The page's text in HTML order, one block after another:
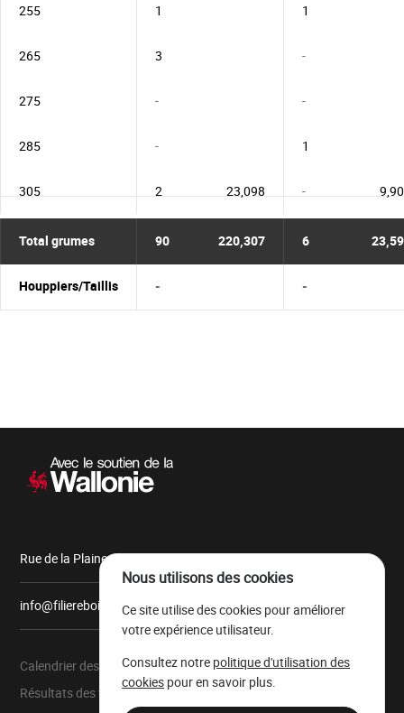
255 1 1
265 3 -
275 - -
285 - 1
305 2 -
23,098
Total grumes 90 220,307 6
Houppiers/Taillis - -
Navigation
Rue de la Plaine, 9 6900 Marche-en-Famenne
info@filiereboiswallonie.be
Calendrier des ventes
Résultats des ventes
À propos
Parc à grumes
Nous utilisons des cookies
Ce site utilise des cookies pour améliorer
votre expérience utilisateur.
Consultez notre politique d'utilisation des
cookies pour en savoir plus.